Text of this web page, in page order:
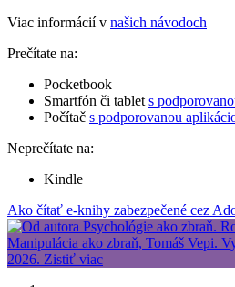
Viac informácií v našich návodoch
Prečítate na:
Pocketbook
Smartfón či tablet s
Počítač s podporovanou
Neprečítate na:
Kindle
Ako čítať e-knihy zabezpečené cez